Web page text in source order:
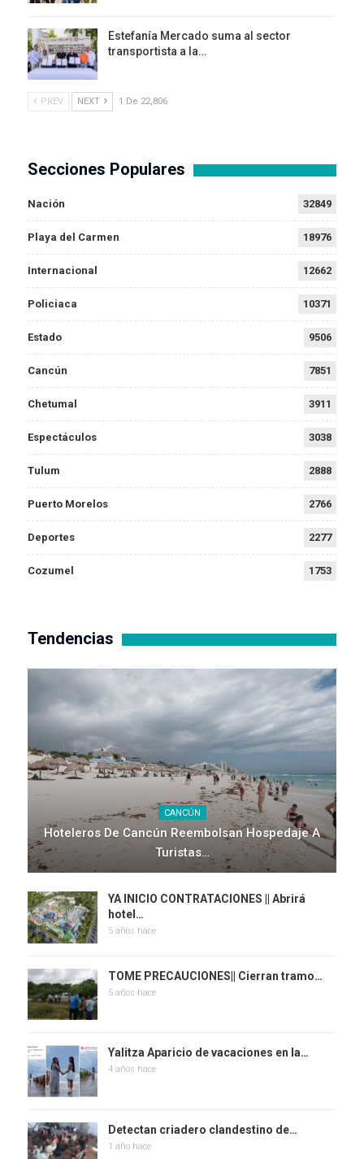
Estefanía Mercado suma al sector
transportista a la…
PREV NEXT 1 De 22,806
Secciones Populares
Nación 32849
Playa del Carmen 18976
Internacional 12662
Policiaca 10371
Estado 9506
Cancún 7851
Chetumal 3911
Espectáculos 3038
Tulum 2888
Puerto Morelos 2766
Deportes 2277
Cozumel 1753
Tendencias
CANCÚN
Hoteleros De Cancún Reembolsan Hospedaje A
Turistas…
YA INICIO CONTRATACIONES || Abrirá
hotel…
5 años hace
TOME PRECAUCIONES|| Cierran tramo…
5 años hace
Yalitza Aparicio de vacaciones en la…
4 años hace
Detectan criadero clandestino de…
1 año hace